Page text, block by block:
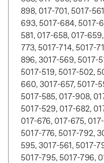
898, 017-701, 5017-
693, 5017-684, 5017-
581, 017-658, 017-
773, 5017-714, 5017-
896, 3017-569, 5017-
5017-519, 5017-502,
660, 3017-657, 5017-
5017-585, 017-908,
5017-529, 017-682,
017-676, 017-675,
5017-776, 5017-792,
595, 3017-561, 5017-
5017-795, 5017-796,